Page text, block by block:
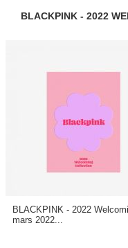
BLACKPINK - 2022
BLACKPINK - 2022
mars 2022...